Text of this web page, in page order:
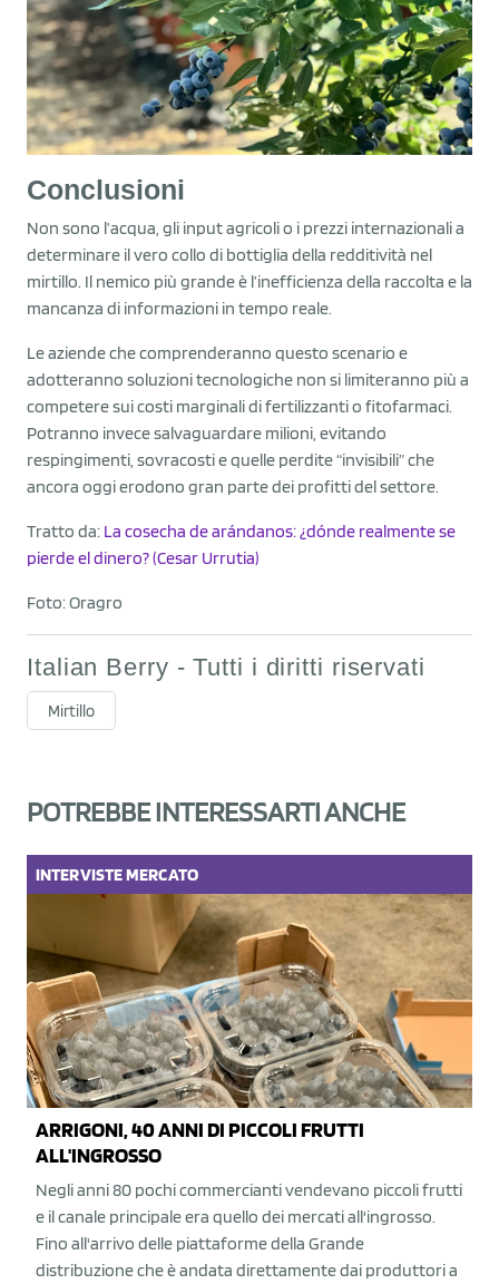
Conclusioni
Non sono l’acqua, gli input agricoli o i prezzi internazionali a
determinare il vero collo di bottiglia della redditività nel
mirtillo. Il nemico più grande è l’inefficienza della raccolta e la
mancanza di informazioni in tempo reale.
Le aziende che comprenderanno questo scenario e
adotteranno soluzioni tecnologiche non si limiteranno più a
competere sui costi marginali di fertilizzanti o fitofarmaci.
Potranno invece salvaguardare milioni, evitando
respingimenti, sovracosti e quelle perdite “invisibili” che
ancora oggi erodono gran parte dei profitti del settore.
Tratto da: La cosecha de arándanos: ¿dónde realmente se
pierde el dinero? (Cesar Urrutia)
Foto: Oragro
Italian Berry - Tutti i diritti riservati
Mirtillo
POTREBBE INTERESSARTI ANCHE
INTERVISTEMERCATO
ARRIGONI, 40 ANNI DI PICCOLI FRUTTI
ALL'INGROSSO
Negli anni 80 pochi commercianti vendevano piccoli frutti
e il canale principale era quello dei mercati all'ingrosso.
Fino all'arrivo delle piattaforme della Grande
distribuzione che è andata direttamente dai produttori a